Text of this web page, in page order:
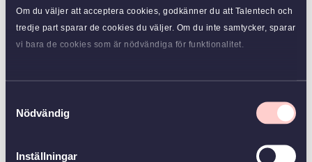
Om du väljer att acceptera cookies, godkänner du att Talentech och
tredje part sparar de cookies du väljer. Om du inte samtycker, sparar
vi bara de cookies som är nödvändiga för funktionalitet.
Nödvändig
Inställningar